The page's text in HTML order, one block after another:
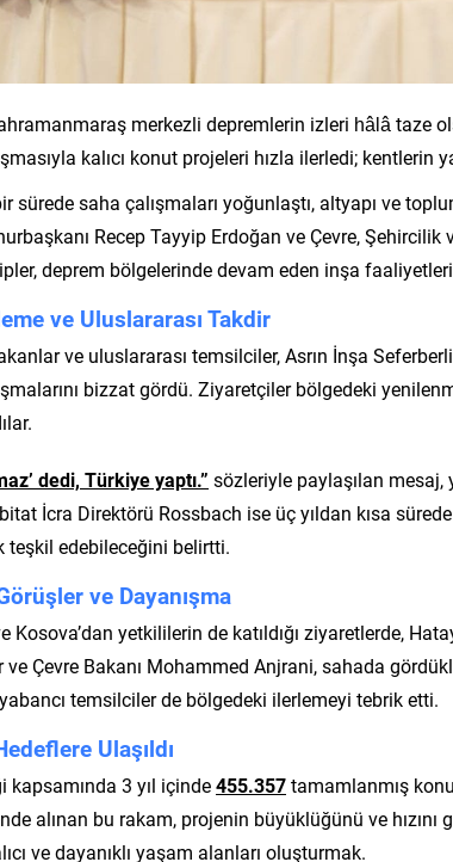
merkezli depremlerin izleri hâlâ taze
kalıcı konut projeleri hızla ilerledi; kentlerin
sürede saha çalışmaları yoğunlaştı, altyapı ve
Recep Tayyip Erdoğan ve Çevre,
deprem bölgelerinde devam eden inşa
ve Uluslararası Takdir
ve uluslararası temsilciler, Asrın İnşa
bizzat gördü. Ziyaretçiler bölgedeki
dedi, Türkiye yaptı.” sözleriyle paylaşılan
İcra Direktörü Rossbach ise üç yıldan kısa
teşkil edebileceğini belirtti.
ve Dayanışma
Kosova’dan yetkililerin de katıldığı ziyaretlerde,
ve Çevre Bakanı Mohammed Anjrani, sahada
temsilciler de bölgedeki ilerlemeyi tebrik etti.
Ulaşıldı
kapsamında 3 yıl içinde455.357tamamlanmış
alınan bu rakam, projenin büyüklüğünü ve
ve dayanıklı yaşam alanları oluşturmak.